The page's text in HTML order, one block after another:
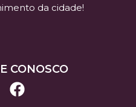
da cidade!
CONOSCO